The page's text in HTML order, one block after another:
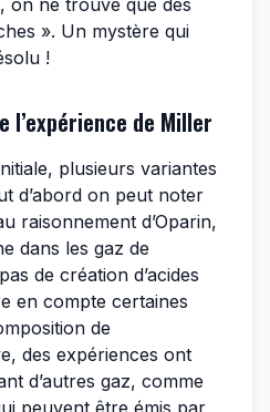
on ne trouve que des
». Un mystère qui
!
l’expérience de Miller
plusieurs variantes
d’abord on peut noter
raisonnement d’Oparin,
dans les gaz de
de création d’acides
en compte certaines
de
des expériences ont
d’autres gaz, comme
peuvent être émis par